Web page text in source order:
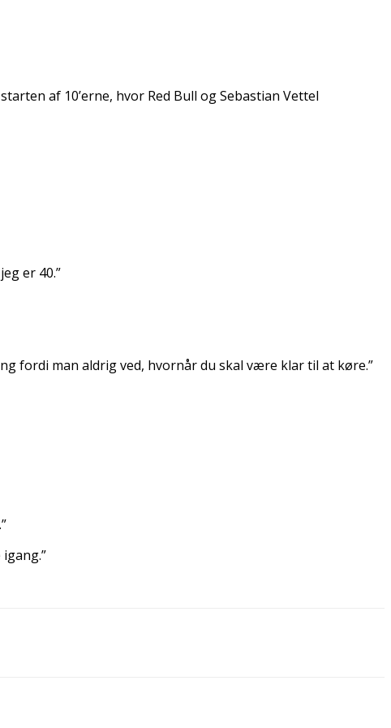
af 10’erne, hvor Red Bull og Sebastian Vettel
er 40.”
fordi man aldrig ved, hvornår du skal være klar til at køre.”